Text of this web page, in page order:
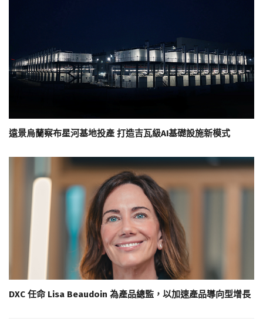
遠景烏蘭察布星河基地投產 打造吉瓦級AI基礎設施新模式
DXC 任命 Lisa Beaudoin 為產品總監，以加速產品導向型增長